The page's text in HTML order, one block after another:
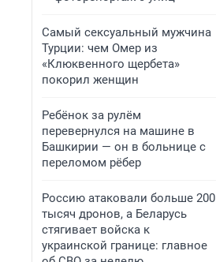
Самый сексуальный мужчина
Турции: чем Омер из
«Клюквенного щербета»
покорил женщин
Ребёнок за рулём
перевернулся на машине в
Башкирии — он в больнице с
переломом рёбер
Россию атаковали больше 200
тысяч дронов, а Беларусь
стягивает войска к
украинской границе: главное